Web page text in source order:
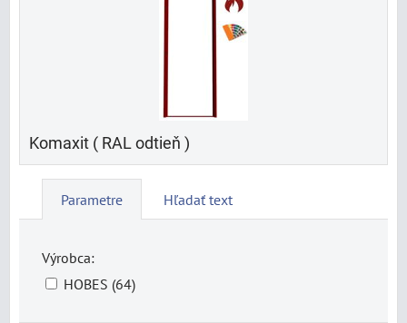
Komaxit ( RAL odtieň )
Parametre Hľadať text
Výrobca:
HOBES (64)